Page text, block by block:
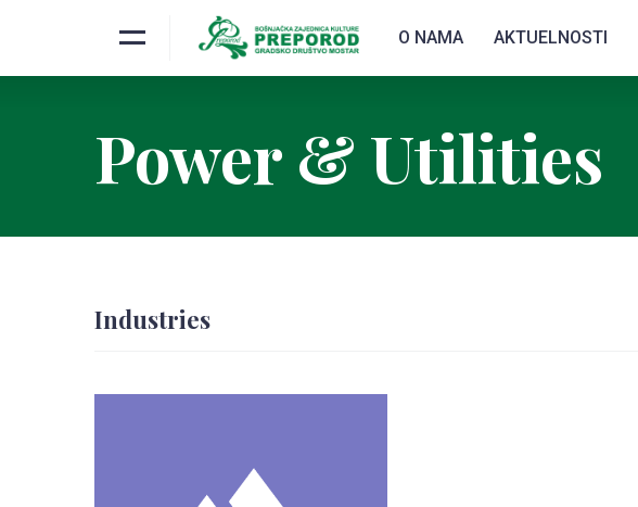
O NAMA AKTUELNOSTI
Power & Utilities
Industries